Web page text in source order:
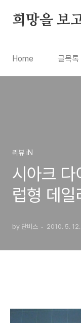
희망을 보
Home 글목록
리뷰 iN
시아크
럽형 데
by 단비스 2010. 5. 12.